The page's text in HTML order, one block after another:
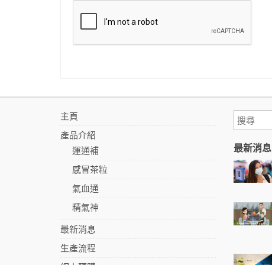
主頁
產品介紹
運通補
感冒茶粒
氣血通
精氣神
最新消息
生產流程
最新消息